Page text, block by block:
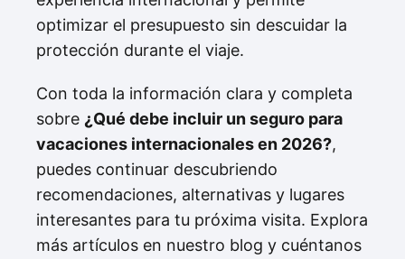
optimizar el presupuesto sin descuidar la
protección durante el viaje.
Con toda la información clara y completa
sobre ¿Qué debe incluir un seguro para
vacaciones internacionales en 2026?,
puedes continuar descubriendo
recomendaciones, alternativas y lugares
interesantes para tu próxima visita. Explora
más artículos en nuestro blog y cuéntanos